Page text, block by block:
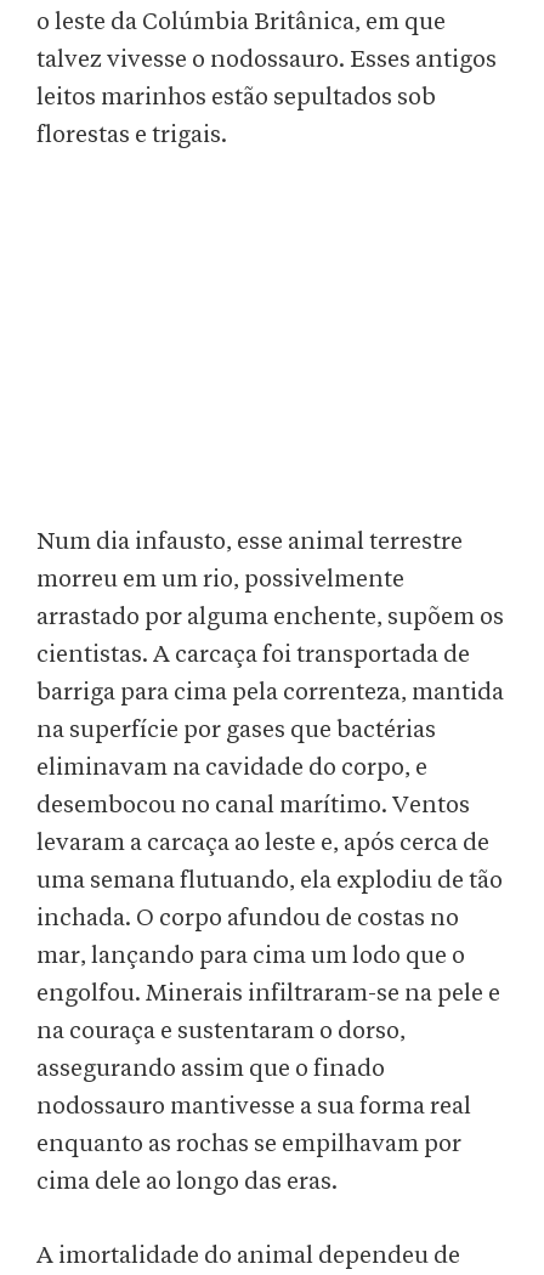
o leste da Colúmbia Britânica, em que
talvez vivesse o nodossauro. Esses antigos
leitos marinhos estão sepultados sob
florestas e trigais.
Num dia infausto, esse animal terrestre
morreu em um rio, possivelmente
arrastado por alguma enchente, supõem os
cientistas. A carcaça foi transportada de
barriga para cima pela correnteza, mantida
na superfície por gases que bactérias
eliminavam na cavidade do corpo, e
desembocou no canal marítimo. Ventos
levaram a carcaça ao leste e, após cerca de
uma semana flutuando, ela explodiu de tão
inchada. O corpo afundou de costas no
mar, lançando para cima um lodo que o
engolfou. Minerais infiltraram-se na pele e
na couraça e sustentaram o dorso,
assegurando assim que o finado
nodossauro mantivesse a sua forma real
enquanto as rochas se empilhavam por
cima dele ao longo das eras.
A imortalidade do animal dependeu de